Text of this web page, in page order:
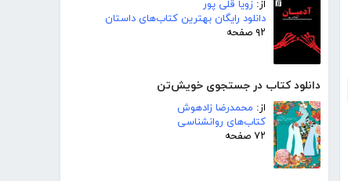
از: زویا قلی پور
دانلود رایگان بهترین کتاب‌های داستان
۹۲ صفحه
دانلود کتاب در جستجوی خویش‌تن
از: محمدرضا زادهوش
کتاب‌های روانشناسی
۷۲ صفحه